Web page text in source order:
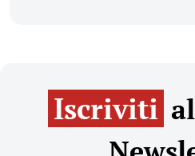
Iscriviti